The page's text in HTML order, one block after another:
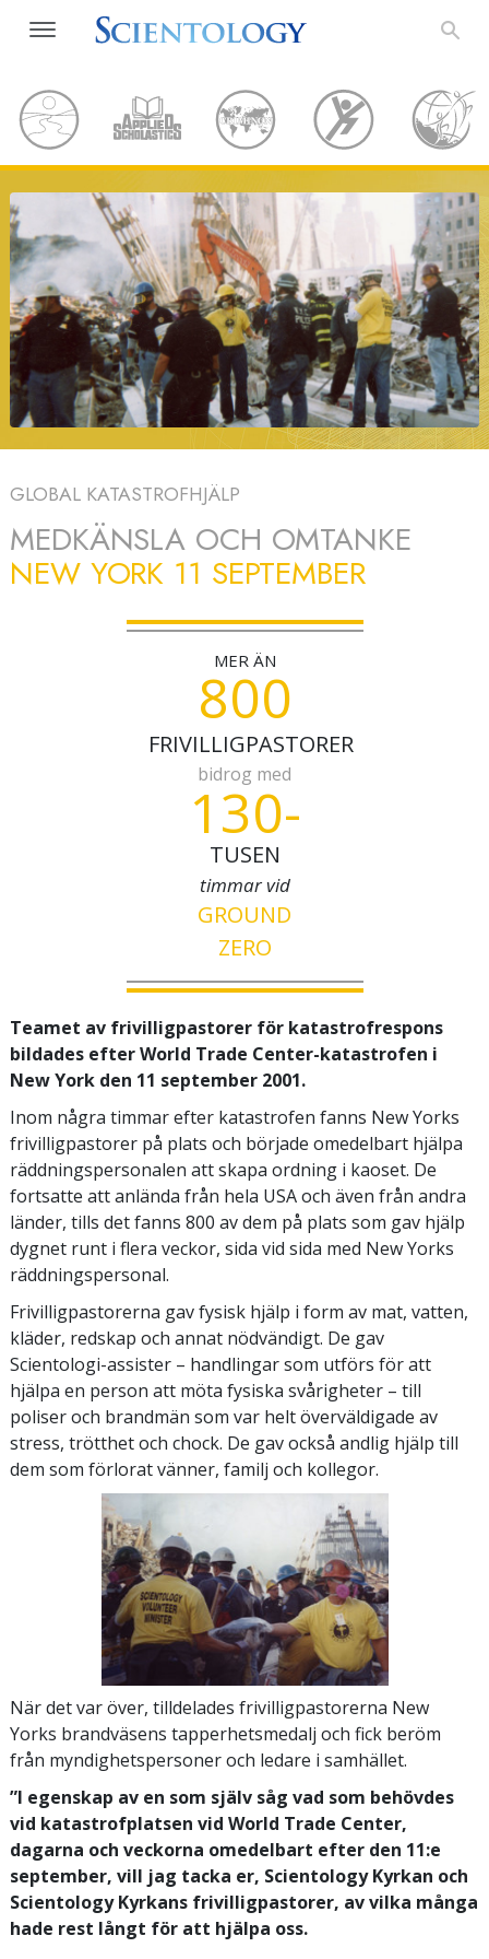
GLOBAL KATASTROFHJÄLP
MEDKÄNSLA OCH OMTANKE
NEW YORK 11 SEPTEMBER
MER ÄN
800
FRIVILLIGPASTORER
bidrog med
130-
TUSEN
timmar vid
GROUND
ZERO
Teamet av frivilligpastorer för katastrofrespons
bildades efter World Trade Center-katastrofen i
New York den 11 september 2001.
Inom några timmar efter katastrofen fanns New Yorks
frivilligpastorer på plats och började omedelbart hjälpa
räddningspersonalen att skapa ordning i kaoset. De
fortsatte att anlända från hela USA och även från andra
länder, tills det fanns 800 av dem på plats som gav hjälp
dygnet runt i flera veckor, sida vid sida med New Yorks
räddningspersonal.
Frivilligpastorerna gav fysisk hjälp i form av mat, vatten,
kläder, redskap och annat nödvändigt. De gav
Scientologi-assister – handlingar som utförs för att
hjälpa en person att möta fysiska svårigheter – till
poliser och brandmän som var helt överväldigade av
stress, trötthet och chock. De gav också andlig hjälp till
dem som förlorat vänner, familj och kollegor.
När det var över, tilldelades frivilligpastorerna New
Yorks brandväsens tapperhetsmedalj och fick beröm
från myndighetspersoner och ledare i samhället.
”I egenskap av en som själv såg vad som behövdes
vid katastrofplatsen vid World Trade Center,
dagarna och veckorna omedelbart efter den 11:e
september, vill jag tacka er, Scientology Kyrkan och
Scientology Kyrkans frivilligpastorer, av vilka många
hade rest långt för att hjälpa oss.